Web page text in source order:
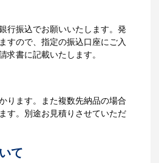
ます。
入れに必要なデ
れイメージをデ
す。
ータのご入稿後
ます。
庫がある場合、3
ります。
イドをもっとみる
行振込でお願いいたします。発
すので、指定の振込口座にご入
求書に記載いたします。
ります。また複数先納品の場合
す。別途お見積りさせていただ
て